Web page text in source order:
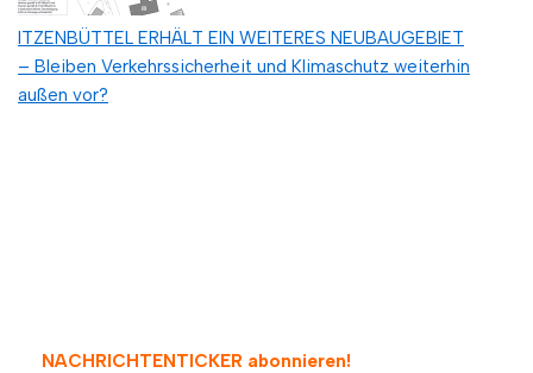
ITZENBÜTTEL ERHÄLT EIN WEITERES NEUBAUGEBIET
– Bleiben Verkehrssicherheit und Klimaschutz weiterhin
außen vor?
NACHRICHTENTICKER abonnieren!